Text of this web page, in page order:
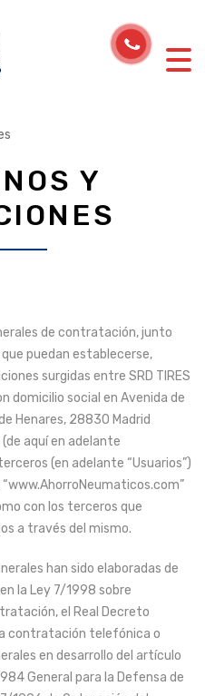
Y
de contratación, junto
puedan establecerse,
surgidas entre SRD TIRES
domicilio social en Avenida de
Henares, 28830 Madrid
(de aquí en adelante
(en adelante “Usuarios”)
con los terceros que
a través del mismo.
han sido elaboradas de
la Ley 7/1998 sobre
el Real Decreto
contratación telefónica o
en desarrollo del artículo
General para la Defensa de